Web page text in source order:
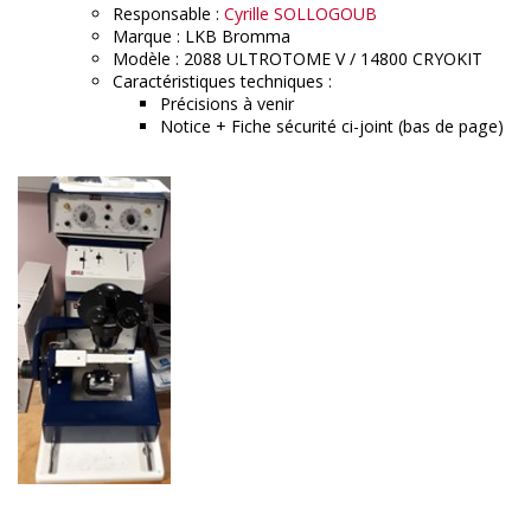
Responsable : Cyrille SOLLOGOUB
Marque : LKB Bromma
Modèle : 2088 ULTROTOME V / 14800 CRYOKIT
Caractéristiques techniques :
Précisions à venir
Notice + Fiche sécurité ci-joint (bas de page)